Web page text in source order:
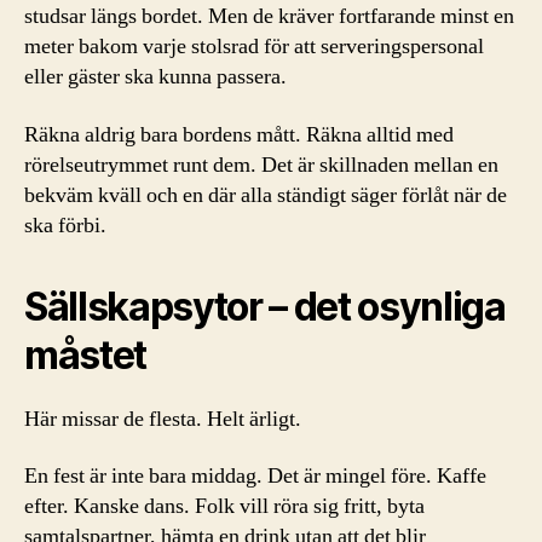
studsar längs bordet. Men de kräver fortfarande minst en
meter bakom varje stolsrad för att serveringspersonal
eller gäster ska kunna passera.
Räkna aldrig bara bordens mått. Räkna alltid med
rörelseutrymmet runt dem. Det är skillnaden mellan en
bekväm kväll och en där alla ständigt säger förlåt när de
ska förbi.
Sällskapsytor – det osynliga
måstet
Här missar de flesta. Helt ärligt.
En fest är inte bara middag. Det är mingel före. Kaffe
efter. Kanske dans. Folk vill röra sig fritt, byta